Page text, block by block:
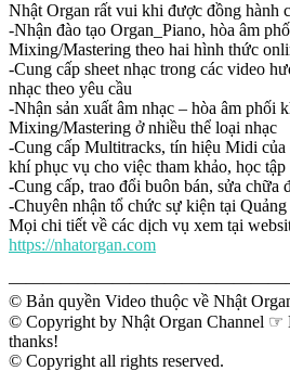
Nhật Organ rất vui khi được đồng hành
-Nhận đào tạo Organ_Piano, hòa âm
Mixing/Mastering theo hai hình thức
-Cung cấp sheet nhạc trong các video
nhạc theo yêu cầu
-Nhận sản xuất âm nhạc – hòa âm phối
Mixing/Mastering ở nhiều thể loại nhạc
-Cung cấp Multitracks, tín hiệu Midi của
khí phục vụ cho việc tham khảo, học tập
-Cung cấp, trao đổi buôn bán, sửa chữa
-Chuyên nhận tổ chức sự kiện tại
Mọi chi tiết về các dịch vụ xem tại
https://nhatorgan.com
© Bản quyền Video thuộc về Nhật
© Copyright by Nhật Organ Channel ☞
thanks!
© Copyright all rights reserved.